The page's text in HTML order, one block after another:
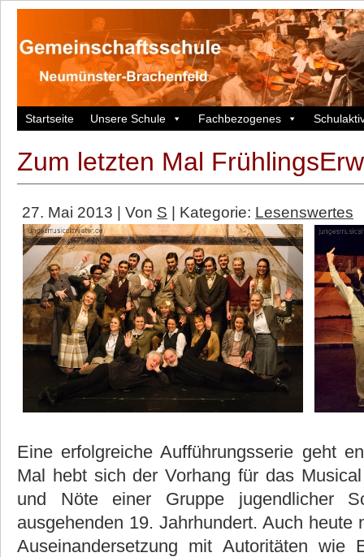
Startseite Unsere Schule Fachbezogenes
Zum letzten Mal
27. Mai 2013 | Von S | Kategorie: Lesenswertes
Eine erfolgreiche Aufführungsserie geht
Mal hebt sich der Vorhang für das
und Nöte einer Gruppe jugendlicher
ausgehenden 19. Jahrhundert. Auch heute
Auseinandersetzung mit Autoritäten wie